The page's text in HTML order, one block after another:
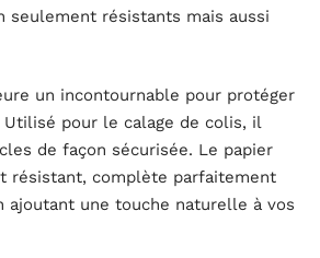
seulement résistants mais aussi
un incontournable pour protéger
pour le calage de colis, il
de façon sécurisée. Le papier
résistant, complète parfaitement
ajoutant une touche naturelle à vos